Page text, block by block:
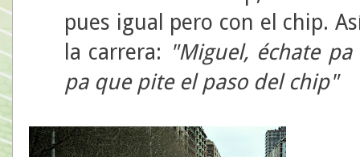
pues igual pero con el chip.
la carrera: "Miguel, échate
pa que pite el paso del chip"